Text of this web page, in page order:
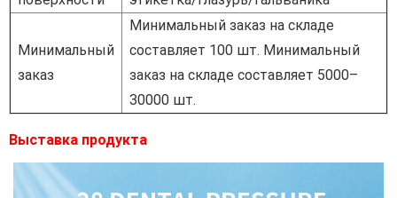
Минимальный
заказ
Минимальный заказ на складе
составляет 100 шт. Минимальный
заказ на складе составляет 5000–
30000 шт.
Выставка продукта